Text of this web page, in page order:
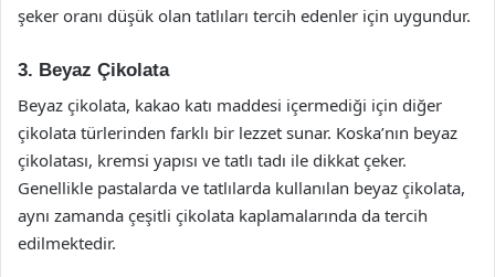
şeker oranı düşük olan tatlıları tercih edenler için uygundur.
3. Beyaz Çikolata
Beyaz çikolata, kakao katı maddesi içermediği için diğer
çikolata türlerinden farklı bir lezzet sunar. Koska’nın beyaz
çikolatası, kremsi yapısı ve tatlı tadı ile dikkat çeker.
Genellikle pastalarda ve tatlılarda kullanılan beyaz çikolata,
aynı zamanda çeşitli çikolata kaplamalarında da tercih
edilmektedir.